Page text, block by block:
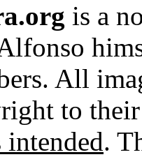
is a
All
to
.